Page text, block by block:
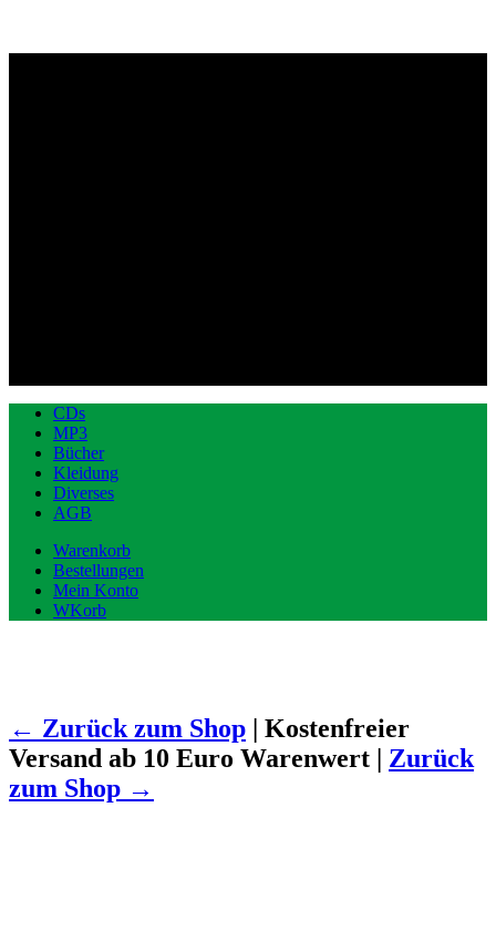
CDs
MP3
Bücher
Kleidung
Diverses
AGB
Warenkorb
Bestellungen
Mein Konto
WKorb
← Zurück zum Shop | Kostenfreier
Versand ab 10 Euro Warenwert | Zurück
zum Shop →